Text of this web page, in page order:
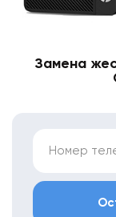
Замена
Номер